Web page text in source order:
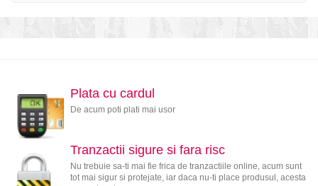
Plata cu cardul
De acum poti plati mai usor
Tranzactii sigure si fara risc
Nu trebuie sa-ti mai fie frica de tranzactiile online, acum sunt
tot mai sigur si protejate, iar daca nu-ti place produsul, acesta